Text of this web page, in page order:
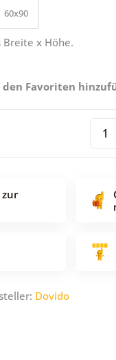
60x90
x Höhe.
den Favoriten
zur
Dovido